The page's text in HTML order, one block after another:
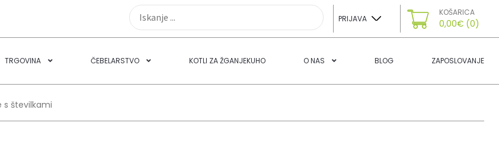
PRIJAVA
KOŠARICA
0,00€ (0)
TRGOVINA ČEBELARSTVO KOTLI ZA ŽGANJEKUHO O NAS BLOG ZAPOSLOVANJE
s številkami